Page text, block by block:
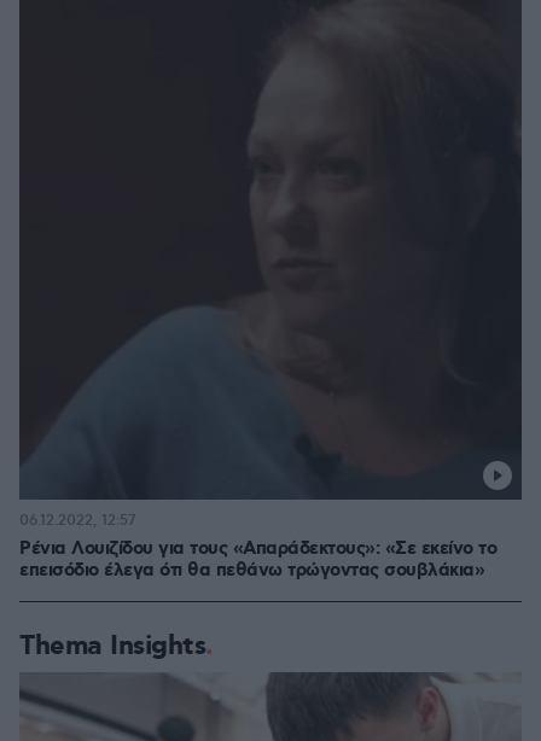
Ρένια Λουιζίδου για τους «Απαράδεκτους»: «Σε εκείνο το
επεισόδιο έλεγα ότι θα πεθάνω τρώγοντας σουβλάκια»
06.12.2022, 12:57
Thema Insights